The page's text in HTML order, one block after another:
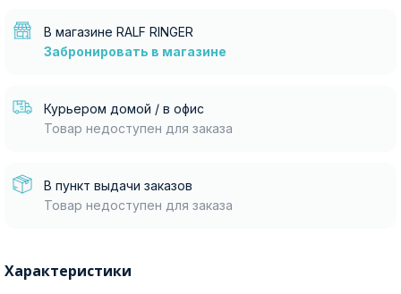
В магазине RALF RINGER
Забронировать в магазине
Курьером домой / в офис
Товар недоступен для заказа
В пункт выдачи заказов
Товар недоступен для заказа
Характеристики